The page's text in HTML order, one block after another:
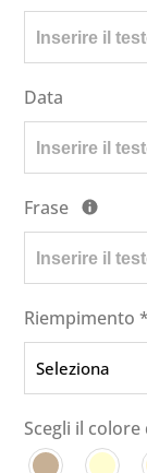
Data
Frase
Riempimento *
Scegli il